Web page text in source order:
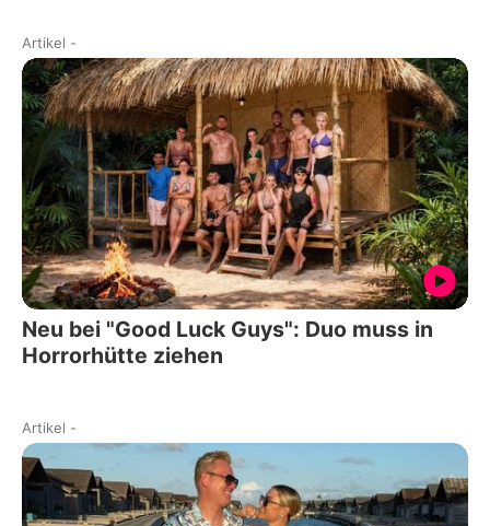
Artikel -
Neu bei "Good Luck Guys": Duo muss in
Horrorhütte ziehen
Artikel -